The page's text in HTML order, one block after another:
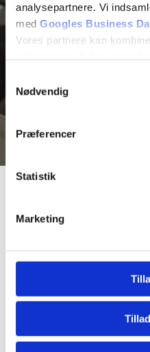
analysepartnere. Vi
med Googles Business
Vores partnere kan
Nødvendig
Præferencer
Statistik
Marketing
Stål, der virker i
samtidig stå skarpt i
og Maskinværksted står vi
stålarbejde, der er tænkt til
kvalitet til både private
boligforeninger.